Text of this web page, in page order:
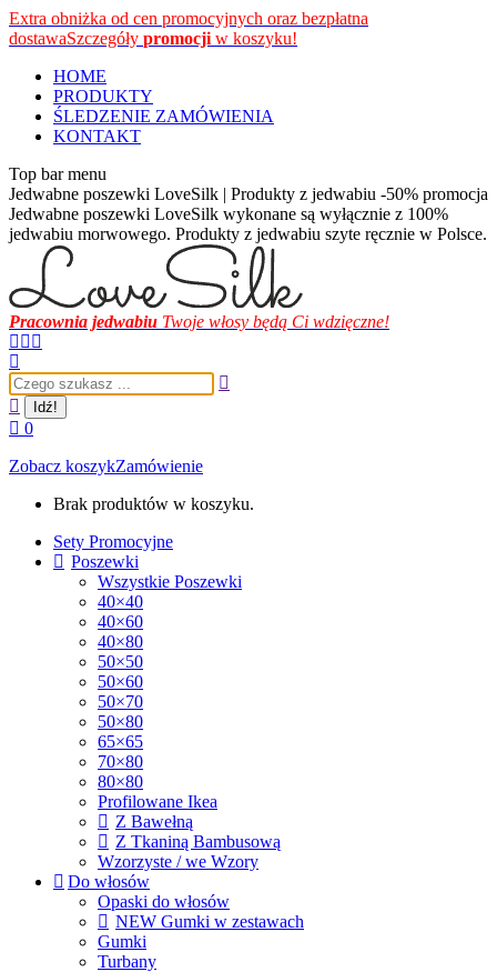
Przewiń
do
Extra obniżka od cen promocyjnych oraz bezpłatna
dostawaSzczegóły promocji w koszyku!
HOME
PRODUKTY
ŚLEDZENIE ZAMÓWIENIA
KONTAKT
Top bar menu
Jedwabne poszewki LoveSilk | Produkty z jedwabiu -50% promocja
Jedwabne poszewki LoveSilk wykonane są wyłącznie z 100%
jedwabiu morwowego. Produkty z jedwabiu szyte ręcznie w Polsce.
Pracownia jedwabiu Twoje włosy będą Ci wdzięczne!
Facebook
opens
in
new
window
Instagram
opens
in
new
window
opens
in
new
Szukaj:
0
Zobacz koszykZamówienie
Brak produktów w koszyku.
Sety Promocyjne
Poszewki
Wszystkie Poszewki
40×40
40×60
40×80
50×50
50×60
50×70
50×80
65×65
70×80
80×80
Profilowane Ikea
Z Bawełną
Z Tkaniną Bambusową
Wzorzyste / we Wzory
Do włosów
Opaski do włosów
NEW Gumki w zestawach
Gumki
Turbany